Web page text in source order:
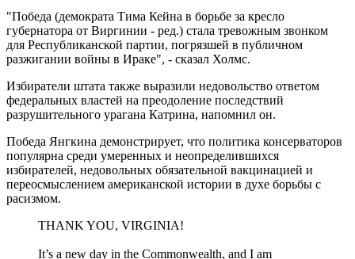
"Победа (демократа Тима Кейна в борьбе за кресло
губернатора от Виргинии - ред.) стала тревожным звонком
для Республиканской партии, погрязшей в публичном
разжигании войны в Ираке", - сказал Холмс.
Избиратели штата также выразили недовольство ответом
федеральных властей на преодоление последствий
разрушительного урагана Катрина, напомнил он.
Победа Янгкина демонстрирует, что политика консерваторов
популярна среди умеренных и неопределившихся
избирателей, недовольных обязательной вакцинацией и
переосмыслением американской истории в духе борьбы с
расизмом.
THANK YOU, VIRGINIA!
It’s a new day in the Commonwealth, and I am